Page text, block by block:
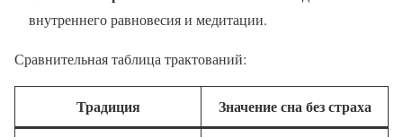
внутреннего равновесия и медитации.
Сравнительная таблица трактований:
Традиция Значение сна без страха